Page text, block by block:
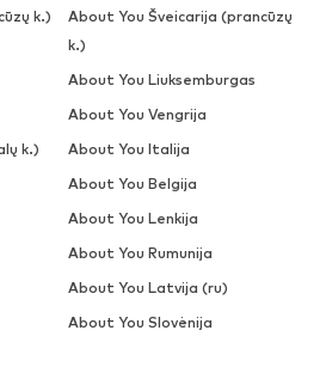
k.)
About You Šveicarija (prancūzų
k.)
About You Liuksemburgas
About You Vengrija
k.)
About You Italija
About You Belgija
About You Lenkija
About You Rumunija
About You Latvija (ru)
About You Slovėnija